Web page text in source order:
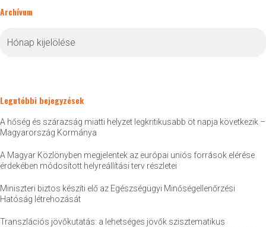
Archívum
Legutóbbi bejegyzések
A hőség és szárazság miatti helyzet legkritikusabb öt napja következik –
Magyarország Kormánya
A Magyar Közlönyben megjelentek az európai uniós források elérése
érdekében módosított helyreállítási terv részletei
Miniszteri biztos készíti elő az Egészségügyi Minőségellenőrzési
Hatóság létrehozását
Transzlációs jövőkutatás: a lehetséges jövők szisztematikus